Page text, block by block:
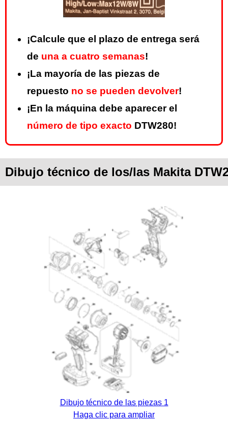
¡Calcule que el plazo de entrega será
de una a cuatro semanas!
¡La mayoría de las piezas de
repuesto no se pueden devolver!
¡En la máquina debe aparecer el
número de tipo exacto DTW280!
Dibujo técnico de los/las Makita
Dibujo técnico de las piezas 1
Haga clic para ampliar